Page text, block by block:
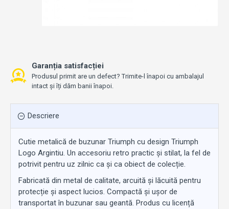
Garanția satisfacției
Produsul primit are un defect? Trimite-l înapoi cu ambalajul
intact și îți dăm banii înapoi.
Descriere
Cutie metalică de buzunar Triumph cu design Triumph
Logo Argintiu. Un accesoriu retro practic și stilat, la fel de
potrivit pentru uz zilnic ca și ca obiect de colecție.
Fabricată din metal de calitate, arcuită și lăcuită pentru
protecție și aspect lucios. Compactă și ușor de
transportat în buzunar sau geantă. Produs cu licență